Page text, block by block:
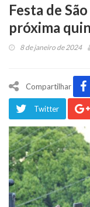
Festa de
próxima
8 de janeiro de 2024
Compartilhar
Twitter